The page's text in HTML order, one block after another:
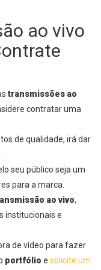
ao vivo
transmissões ao
contratar uma
de qualidade, irá dar
seu público seja um
para a marca.
ao vivo,
institucionais e
de vídeo para fazer
portfólio e solicite um